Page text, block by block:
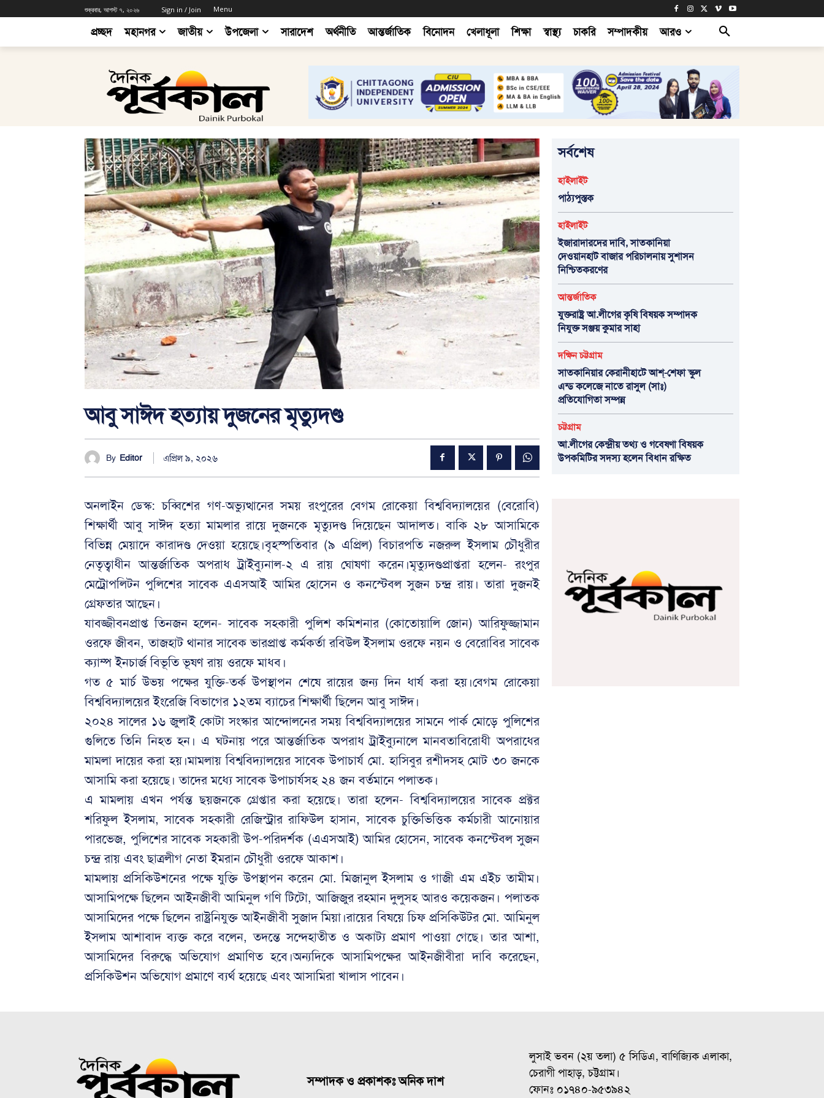
শুক্রবার, আগস্ট ৭, ২০২৬ Sign in / Join Menu
প্রচ্ছদ মহানগর জাতীয় উপজেলা সারাদেশ অর্থনীতি আন্তর্জাতিক বিনোদন খেলাধূলা শিক্ষা স্বাস্থ্য চাকরি সম্পাদকীয় আরও
আবু সাঈদ হত্যায় দুজনের মৃত্যুদণ্ড
By Editor এপ্রিল ৯, ২০২৬
অনলাইন ডেস্ক: চব্বিশের গণ-অভ্যুত্থানের সময় রংপুরের বেগম রোকেয়া বিশ্ববিদ্যালয়ের (বেরোবি)
শিক্ষার্থী আবু সাঈদ হত্যা মামলার রায়ে দুজনকে মৃত্যুদণ্ড দিয়েছেন আদালত। বাকি ২৮ আসামিকে
বিভিন্ন মেয়াদে কারাদণ্ড দেওয়া হয়েছে।বৃহস্পতিবার (৯ এপ্রিল) বিচারপতি নজরুল ইসলাম চৌধুরীর
নেতৃত্বাধীন আন্তর্জাতিক অপরাধ ট্রাইব্যুনাল-২ এ রায় ঘোষণা করেন।মৃত্যুদণ্ডপ্রাপ্তরা হলেন- রংপুর
মেট্রোপলিটন পুলিশের সাবেক এএসআই আমির হোসেন ও কনস্টেবল সুজন চন্দ্র রায়। তারা দুজনই
গ্রেফতার আছেন।
যাবজ্জীবনপ্রাপ্ত তিনজন হলেন- সাবেক সহকারী পুলিশ কমিশনার (কোতোয়ালি জোন) আরিফুজ্জামান
ওরফে জীবন, তাজহাট থানার সাবেক ভারপ্রাপ্ত কর্মকর্তা রবিউল ইসলাম ওরফে নয়ন ও বেরোবির সাবেক
ক্যাম্প ইনচার্জ বিভূতি ভূষণ রায় ওরফে মাধব।
গত ৫ মার্চ উভয় পক্ষের যুক্তি-তর্ক উপস্থাপন শেষে রায়ের জন্য দিন ধার্য করা হয়।বেগম রোকেয়া
বিশ্ববিদ্যালয়ের ইংরেজি বিভাগের ১২তম ব্যাচের শিক্ষার্থী ছিলেন আবু সাঈদ।
২০২৪ সালের ১৬ জুলাই কোটা সংস্কার আন্দোলনের সময় বিশ্ববিদ্যালয়ের সামনে পার্ক মোড়ে পুলিশের
গুলিতে তিনি নিহত হন। এ ঘটনায় পরে আন্তর্জাতিক অপরাধ ট্রাইব্যুনালে মানবতাবিরোধী অপরাধের
মামলা দায়ের করা হয়।মামলায় বিশ্ববিদ্যালয়ের সাবেক উপাচার্য মো. হাসিবুর রশীদসহ মোট ৩০ জনকে
আসামি করা হয়েছে। তাদের মধ্যে সাবেক উপাচার্যসহ ২৪ জন বর্তমানে পলাতক।
এ মামলায় এখন পর্যন্ত ছয়জনকে গ্রেপ্তার করা হয়েছে। তারা হলেন- বিশ্ববিদ্যালয়ের সাবেক প্রক্টর
শরিফুল ইসলাম, সাবেক সহকারী রেজিস্ট্রার রাফিউল হাসান, সাবেক চুক্তিভিত্তিক কর্মচারী আনোয়ার
পারভেজ, পুলিশের সাবেক সহকারী উপ-পরিদর্শক (এএসআই) আমির হোসেন, সাবেক কনস্টেবল সুজন
চন্দ্র রায় এবং ছাত্রলীগ নেতা ইমরান চৌধুরী ওরফে আকাশ।
মামলায় প্রসিকিউশনের পক্ষে যুক্তি উপস্থাপন করেন মো. মিজানুল ইসলাম ও গাজী এম এইচ তামীম।
আসামিপক্ষে ছিলেন আইনজীবী আমিনুল গণি টিটো, আজিজুর রহমান দুলুসহ আরও কয়েকজন। পলাতক
আসামিদের পক্ষে ছিলেন রাষ্ট্রনিযুক্ত আইনজীবী সুজাদ মিয়া।রায়ের বিষয়ে চিফ প্রসিকিউটর মো. আমিনুল
ইসলাম আশাবাদ ব্যক্ত করে বলেন, তদন্তে সন্দেহাতীত ও অকাট্য প্রমাণ পাওয়া গেছে। তার আশা,
আসামিদের বিরুদ্ধে অভিযোগ প্রমাণিত হবে।অন্যদিকে আসামিপক্ষের আইনজীবীরা দাবি করেছেন,
প্রসিকিউশন অভিযোগ প্রমাণে ব্যর্থ হয়েছে এবং আসামিরা খালাস পাবেন।
সর্বশেষ
হাইলাইট
পাঠ্যপুস্তক
হাইলাইট
ইজারাদারদের দাবি, সাতকানিয়া
দেওয়ানহাট বাজার পরিচালনায় সুশাসন
নিশ্চিতকরণের
আন্তর্জাতিক
যুক্তরাষ্ট্র আ.লীগের কৃষি বিষয়ক সম্পাদক
নিযুক্ত সঞ্জয় কুমার সাহা
দক্ষিন চট্টগ্রাম
সাতকানিয়ার কেরানীহাটে আশ্-শেফা স্কুল
এন্ড কলেজে নাতে রাসুল (সাঃ)
প্রতিযোগিতা সম্পন্ন
চট্টগ্রাম
আ.লীগের কেন্দ্রীয় তথ্য ও গবেষণা বিষয়ক
উপকমিটির সদস্য হলেন বিধান রক্ষিত
সম্পাদক ও প্রকাশকঃ অনিক দাশ
লুসাই ভবন (২য় তলা) ৫ সিডিএ, বাণিজ্যিক এলাকা,
চেরাগী পাহাড়, চট্টগ্রাম।
ফোনঃ ০১৭৪০-৯৫৩৯৪২